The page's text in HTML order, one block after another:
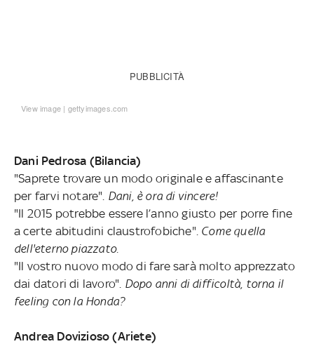
PUBBLICITÀ
View image| gettyimages.com
Dani Pedrosa (Bilancia)
"Saprete trovare un modo originale e affascinante
per farvi notare". Dani, è ora di vincere!
"Il 2015 potrebbe essere l’anno giusto per porre fine
a certe abitudini claustrofobiche". Come quella
dell'eterno piazzato.
"Il vostro nuovo modo di fare sarà molto apprezzato
dai datori di lavoro". Dopo anni di difficoltà, torna il
feeling con la Honda?
Andrea Dovizioso (Ariete)